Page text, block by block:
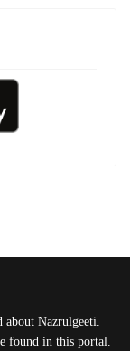
Nazrulgeeti.
found in this portal.